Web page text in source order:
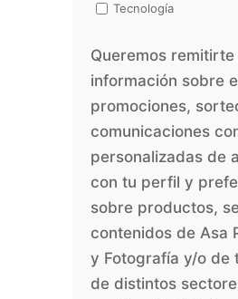
Tecnología
Queremos remitirte
información sobre
promociones,
comunicaciones
personalizadas de
con tu perfil y
sobre productos,
contenidos de Asa
y Fotografía y/o de
de distintos